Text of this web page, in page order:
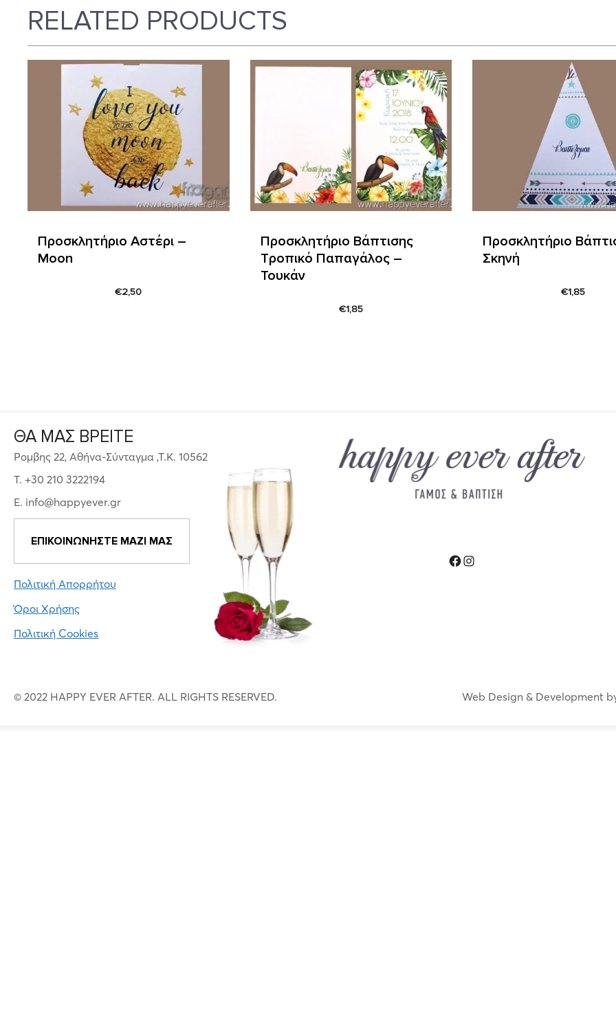
RELATED PRODUCTS
Προσκλητήριο Αστέρι –
Moon
€2,50
Προσκλητήριο Βάπτισης
Τροπικό Παπαγάλος –
Τουκάν
€1,85
Προσκλητήριο
Σκηνή
€1,85
ΘΑ ΜΑΣ ΒΡΕΙΤΕ
Ρομβης 22, Αθήνα-Σύνταγμα ,Τ.Κ. 10562
T. +30 210 3222194
E. info@happyever.gr
ΕΠΙΚΟΙΝΩΝΗΣΤΕ ΜΑΖΙ ΜΑΣ
Πολιτική Απορρήτου
Όροι Χρήσης
Πολιτική Cookies
Facebook
Instagram
© 2022 HAPPY EVER AFTER. ALL RIGHTS RESERVED. Web Design & Development